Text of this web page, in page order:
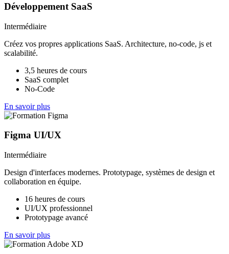
Développement SaaS
Intermédiaire
Créez vos propres applications SaaS. Architecture, no-code, js et
scalabilité.
3,5 heures de cours
SaaS complet
No-Code
En savoir plus
Figma UI/UX
Intermédiaire
Design d'interfaces modernes. Prototypage, systèmes de design et
collaboration en équipe.
16 heures de cours
UI/UX professionnel
Prototypage avancé
En savoir plus